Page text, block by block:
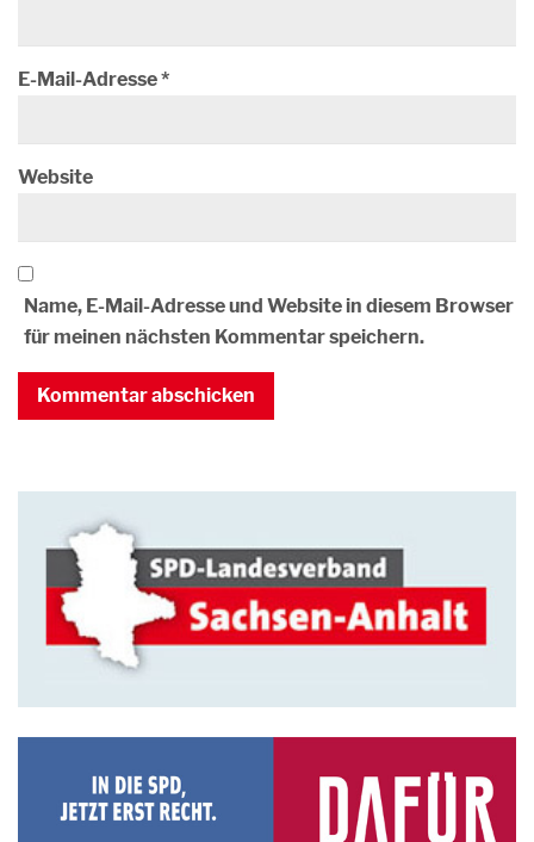
E-Mail-Adresse*
Website
Name, E-Mail-Adresse und Website in diesem Browser
für meinen nächsten Kommentar speichern.